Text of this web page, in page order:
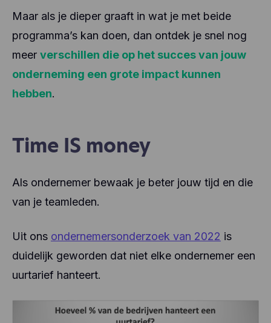
Maar als je dieper graaft in wat je met beide
programma’s kan doen, dan ontdek je snel nog
meer verschillen die op het succes van jouw
onderneming een grote impact kunnen
hebben.
Time IS money
Als ondernemer bewaak je beter jouw tijd en die
van je teamleden.
Uit ons ondernemersonderzoek van 2022 is
duidelijk geworden dat niet elke ondernemer een
uurtarief hanteert.